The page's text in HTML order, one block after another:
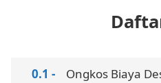
Ongkos Biaya